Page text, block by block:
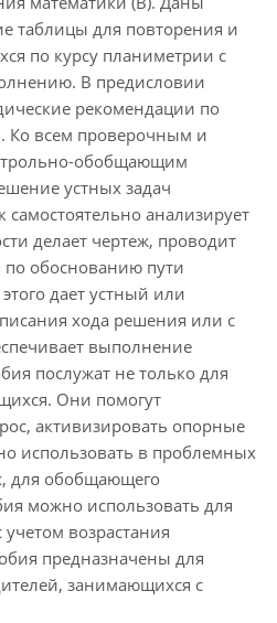
таблицы для повторения и
по курсу планиметрии с
В предисловии
рекомендации по
Ко всем проверочным и
обобщающим
устных задач
самостоятельно анализирует
делает чертеж, проводит
по обоснованию пути
дает устный или
хода решения или с
выполнение
послужат не только для
Они помогут
активизировать опорные
использовать в проблемных
для обобщающего
можно использовать для
возрастания
предназначены для
занимающихся с